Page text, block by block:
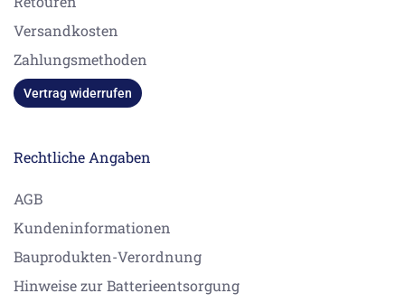
Versandkosten
Zahlungsmethoden
Vertrag widerrufen
Rechtliche Angaben
AGB
Kundeninformationen
Bauprodukten-Verordnung
Hinweise zur Batterieentsorgung